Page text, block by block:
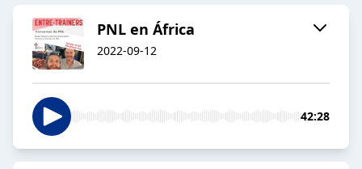
PNL en África
2022-09-12
42:28